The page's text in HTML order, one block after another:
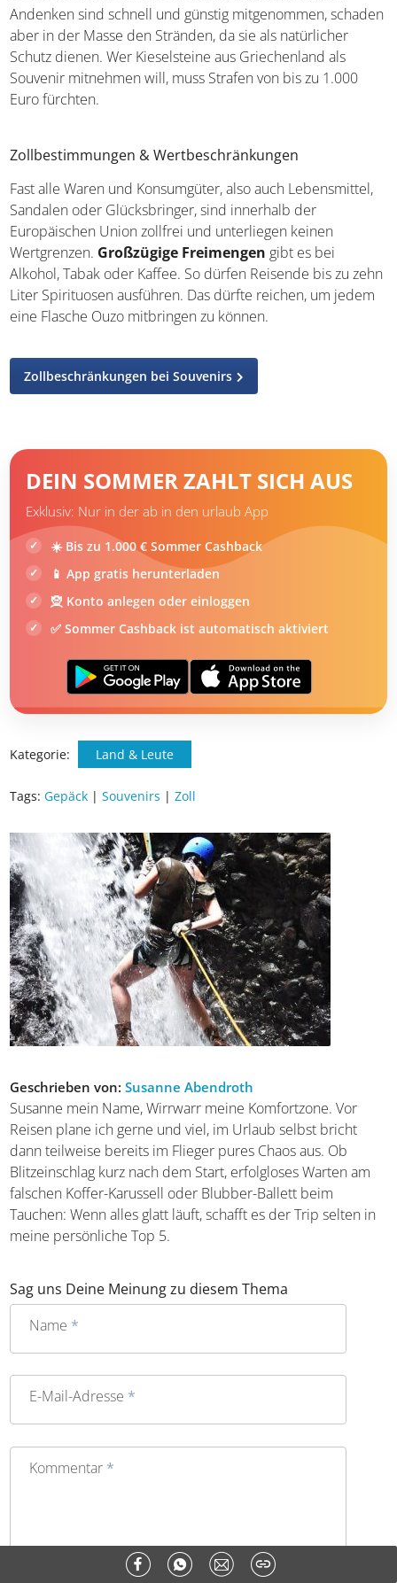
Ähnlich wie in Italien oder in Großbritannien schützt auch
Griechenland seine Strände durch das Verbot der
Mitnahme von Kieselsteinen . Die kleinen, runden
Andenken sind schnell und günstig mitgenommen,
schaden aber in der Masse den Stränden, da sie als
Griechenland als Souvenir mitnehmen will, muss Strafen
Zollbestimmungen & Wertbeschränkungen
Fast alle Waren und Konsumgüter, also auch Lebensmittel,
Sandalen oder Glücksbringer, sind innerhalb der
Europäischen Union zollfrei und unterliegen keinen
Wertgrenzen.Großzügige Freimengengibt es bei
zehn Liter Spirituosen ausführen. Das dürfte reichen, um
jedem eine Flasche Ouzo mitbringen zu können.
Zollbeschränkungen bei Souvenirs
DEIN SOMMER ZAHLT SICH AUS
Exklusiv: Nur in der ab in den urlaub App
🧝 Konto anlegen oder einloggen
Tags: Gepäck |Souvenirs|Zoll
Geschrieben von:Susanne Abendroth
Susanne mein Name, Wirrwarr meine Komfortzone. Vor
Reisen plane ich gerne und viel, im Urlaub selbst bricht
dann teilweise bereits im Flieger pures Chaos aus. Ob
Blitzeinschlag kurz nach dem Start, erfolgloses Warten am
Tauchen: Wenn alles glatt läuft, schafft es der Trip selten
in meine persönliche Top 5.
Name*
E-Mail-Adresse